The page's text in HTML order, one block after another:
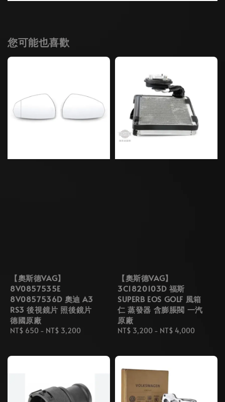
您可能也喜歡
【奧斯德VAG】
8V0857535E
8V0857536D 奧迪 A3
RS3 後視鏡片 照後鏡片
德國原廠
Regular
NT$ 650 - NT$ 3,200
【奧斯德VAG】
3C1820103D 福斯
SUPERB EOS GOLF 風箱
仁 蒸發器 含膨脹閥 一汽
原廠
Regular
NT$ 3,200 - NT$ 4,000